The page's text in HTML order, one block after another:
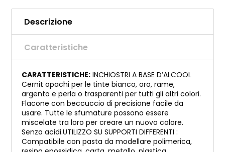
Descrizione
Caratteristiche
CARATTERISTICHE: INCHIOSTRI A BASE D’ALCOOL
Cernit opachi per le tinte bianco, oro, rame,
argento e perla o trasparenti per tutti gli altri colori.
Flacone con beccuccio di precisione facile da
usare. Tutte le sfumature possono essere
miscelate tra loro per creare un nuovo colore.
Senza acidi.UTILIZZO SU SUPPORTI DIFFERENTI :
Compatibile con pasta da modellare polimerica,